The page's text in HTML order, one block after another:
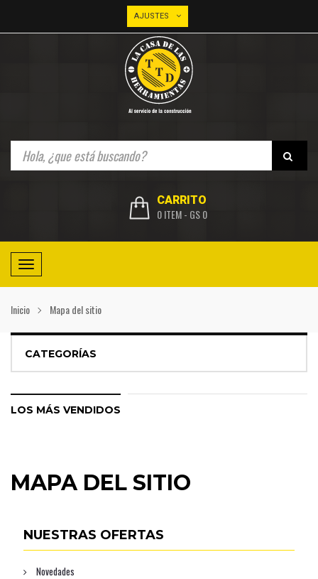
AJUSTES
CARRITO
0 ITEM- GS 0
Toggle
Inicio Mapa del sitio
CATEGORÍAS
LOS MÁS VENDIDOS
MAPA DEL SITIO
NUESTRAS OFERTAS
Novedades